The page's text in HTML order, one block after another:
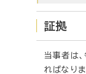
証拠
当事者は
ればなりま